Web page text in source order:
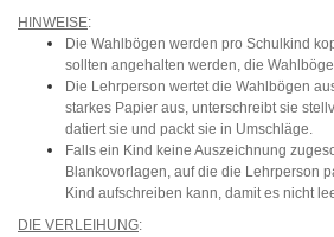
HINWEISE:
Die Wahlbögen werden pro Schulkind
sollten angehalten werden, die
Die Lehrperson wertet die Wahlbögen
starkes Papier aus, unterschreibt sie
datiert sie und packt sie in Umschläge.
Falls ein Kind keine Auszeichnung
Blankovorlagen, auf die die Lehrperson
Kind aufschreiben kann, damit es nicht
DIE VERLEIHUNG: